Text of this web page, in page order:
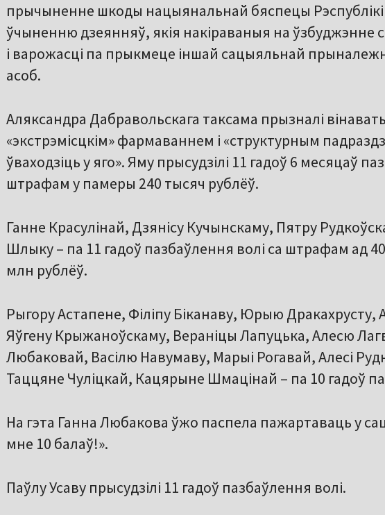
прычыненне шкоды нацыянальнай бяспецы Рэспублікі
ўчыненню дзеянняў, якія накіраваныя на ўзбуджэнне
і варожасці па прыкмеце іншай сацыяльнай
асоб.
Аляксандра Дабравольскага таксама прызналі
«экстрэмісцкім» фармаваннем і «структурным
ўваходзіць у яго». Яму прысудзілі 11 гадоў 6 месяцаў
штрафам у памеры 240 тысяч рублёў.
Ганне Красулінай, Дзянісу Кучынскаму, Пятру
Шлыку – па 11 гадоў пазбаўлення волі са штрафам ад
млн рублёў.
Рыгору Астапене, Філіпу Біканаву, Юрыю Дракахрусту,
Яўгену Крыжаноўскаму, Вераніцы Лапуцька, Алесю
Любаковай, Васілю Навумаву, Марыі Рогавай, Алесі
Таццяне Чуліцкай, Кацярыне Шмацінай – па 10 гадоў
На гэта Ганна Любакова ўжо паспела пажартаваць у
мне 10 балаў!».
Паўлу Усаву прысудзілі 11 гадоў пазбаўлення волі.